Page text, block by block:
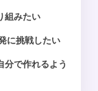
組みたい
に挑戦したい
分で作れるよう